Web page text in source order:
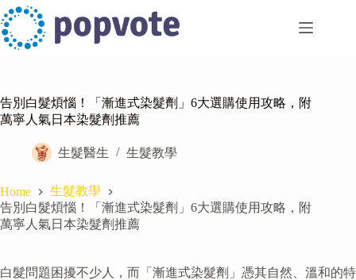
Skip
to
content
告別白髮煩惱！「漸進式染髮劑」6大選購使用攻略，附
萬寧人氣日本染髮劑推薦
生髮醫生 生髮教學
Home
生髮教學
告別白髮煩惱！「漸進式染髮劑」6大選購使用攻略，附
萬寧人氣日本染髮劑推薦
白髮問題困擾不少人，而「漸進式染髮劑」憑其自然、溫和的特